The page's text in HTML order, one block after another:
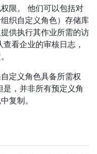
限。 他们可以包括对
织自定义角色）存储库
供执行其作业所需的访
看企业的审核日志，
定义角色具备所需权
，并非所有预定义角
复制。